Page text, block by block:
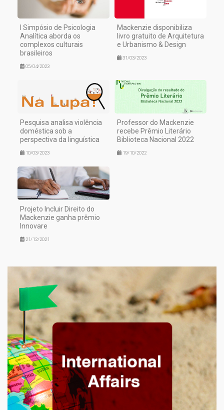
I Simpósio de Psicologia
Analítica aborda os
complexos culturais
brasileiros
05/04/2023
Mackenzie disponibiliza
livro gratuito de Arquitetura
e Urbanismo & Design
31/03/2023
Pesquisa analisa violência
doméstica sob a
perspectiva da linguística
10/03/2023
Professor do Mackenzie
recebe Prêmio Literário
Biblioteca Nacional 2022
19/10/2022
Projeto Incluir Direito do
Mackenzie ganha prêmio
Innovare
21/12/2021